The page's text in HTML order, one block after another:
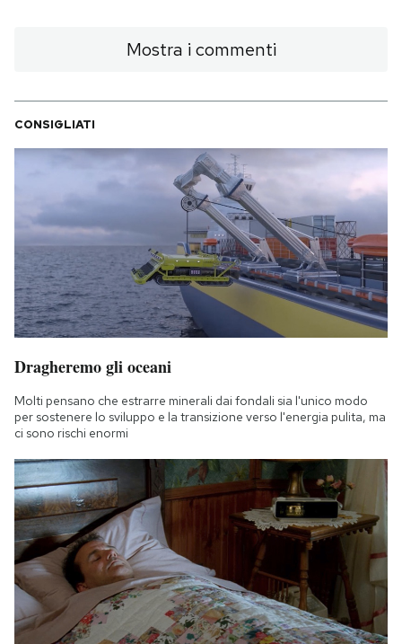
Mostra i commenti
CONSIGLIATI
Dragheremo gli oceani
Molti pensano che estrarre minerali dai fondali sia l'unico modo
per sostenere lo sviluppo e la transizione verso l'energia pulita, ma
ci sono rischi enormi